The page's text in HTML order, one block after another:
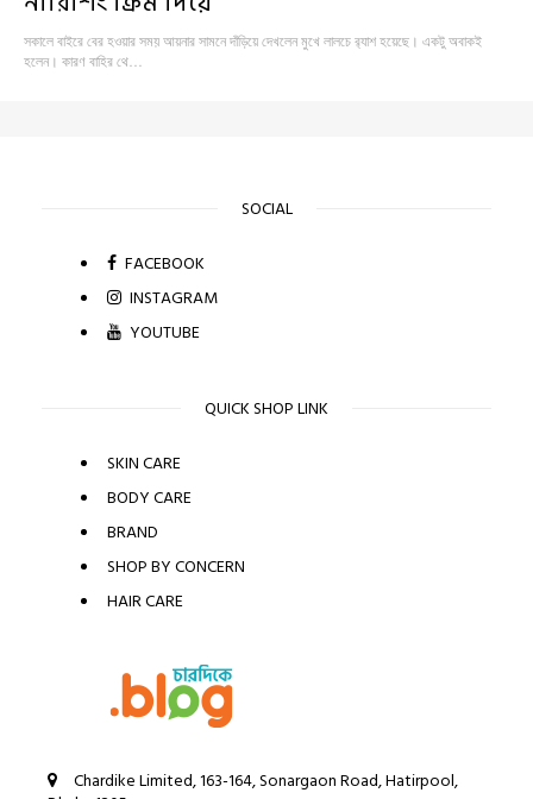
সকালে বাইরে বের হওয়ার সময় আয়নার সামনে দাঁড়িয়ে দেখলেন মুখে লালচে র‍্যাশ হয়েছে। একটু অবাকই
হলেন। কারণ বাহির থে…
SOCIAL
FACEBOOK
INSTAGRAM
YOUTUBE
QUICK SHOP LINK
SKIN CARE
BODY CARE
BRAND
SHOP BY CONCERN
HAIR CARE
Chardike Limited, 163-164, Sonargaon Road, Hatirpool,